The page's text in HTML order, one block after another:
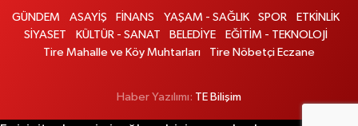
GÜNDEM ASAYİŞ FİNANS YAŞAM - SAĞLIK SPOR
ETKİNLİK
SİYASET
KÜLTÜR - SANAT BELEDİYE
EĞİTİM - TEKNOLOJİ
Tire Mahalle ve Köy Muhtarları
Tire Nöbetçi Eczane
Haber Yazılımı: TE Bilişim